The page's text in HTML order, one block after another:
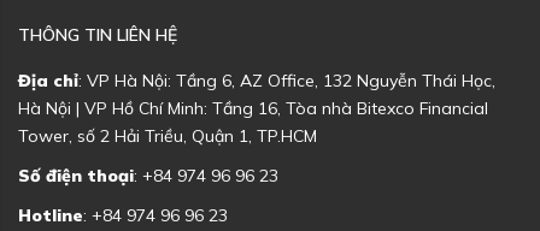
THÔNG TIN LIÊN HỆ
Địa chỉ: VP Hà Nội: Tầng 6, AZ Office, 132 Nguyễn Thái Học,
Hà Nội | VP Hồ Chí Minh: Tầng 16, Tòa nhà Bitexco Financial
Tower, số 2 Hải Triều, Quận 1, TP.HCM
Số điện thoại: +84 974 96 96 23
Hotline: +84 974 96 96 23